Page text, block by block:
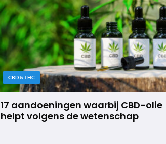
CBD & THC
17 aandoeningen waarbij CBD-olie
helpt volgens de wetenschap